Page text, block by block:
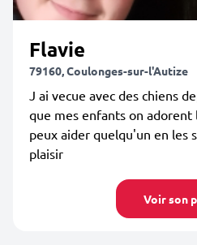
Flavie
79160, Coulonges-sur-l'Autize
J ai vecue avec des chiens
que mes enfants on adorent
peux aider quelqu'un en les
plaisir
Voir son